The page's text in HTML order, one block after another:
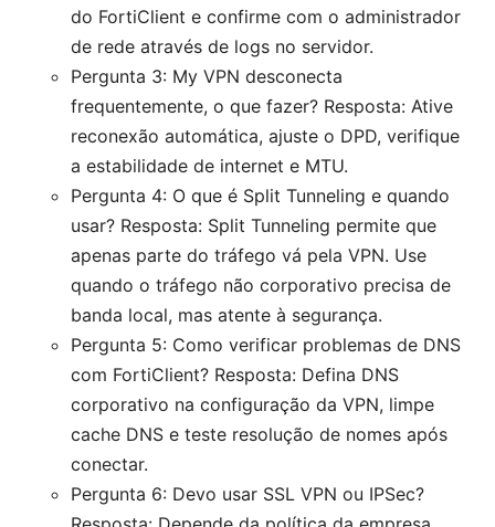
do FortiClient e confirme com o administrador
de rede através de logs no servidor.
Pergunta 3: My VPN desconecta
frequentemente, o que fazer? Resposta: Ative
reconexão automática, ajuste o DPD, verifique
a estabilidade de internet e MTU.
Pergunta 4: O que é Split Tunneling e quando
usar? Resposta: Split Tunneling permite que
apenas parte do tráfego vá pela VPN. Use
quando o tráfego não corporativo precisa de
banda local, mas atente à segurança.
Pergunta 5: Como verificar problemas de DNS
com FortiClient? Resposta: Defina DNS
corporativo na configuração da VPN, limpe
cache DNS e teste resolução de nomes após
conectar.
Pergunta 6: Devo usar SSL VPN ou IPSec?